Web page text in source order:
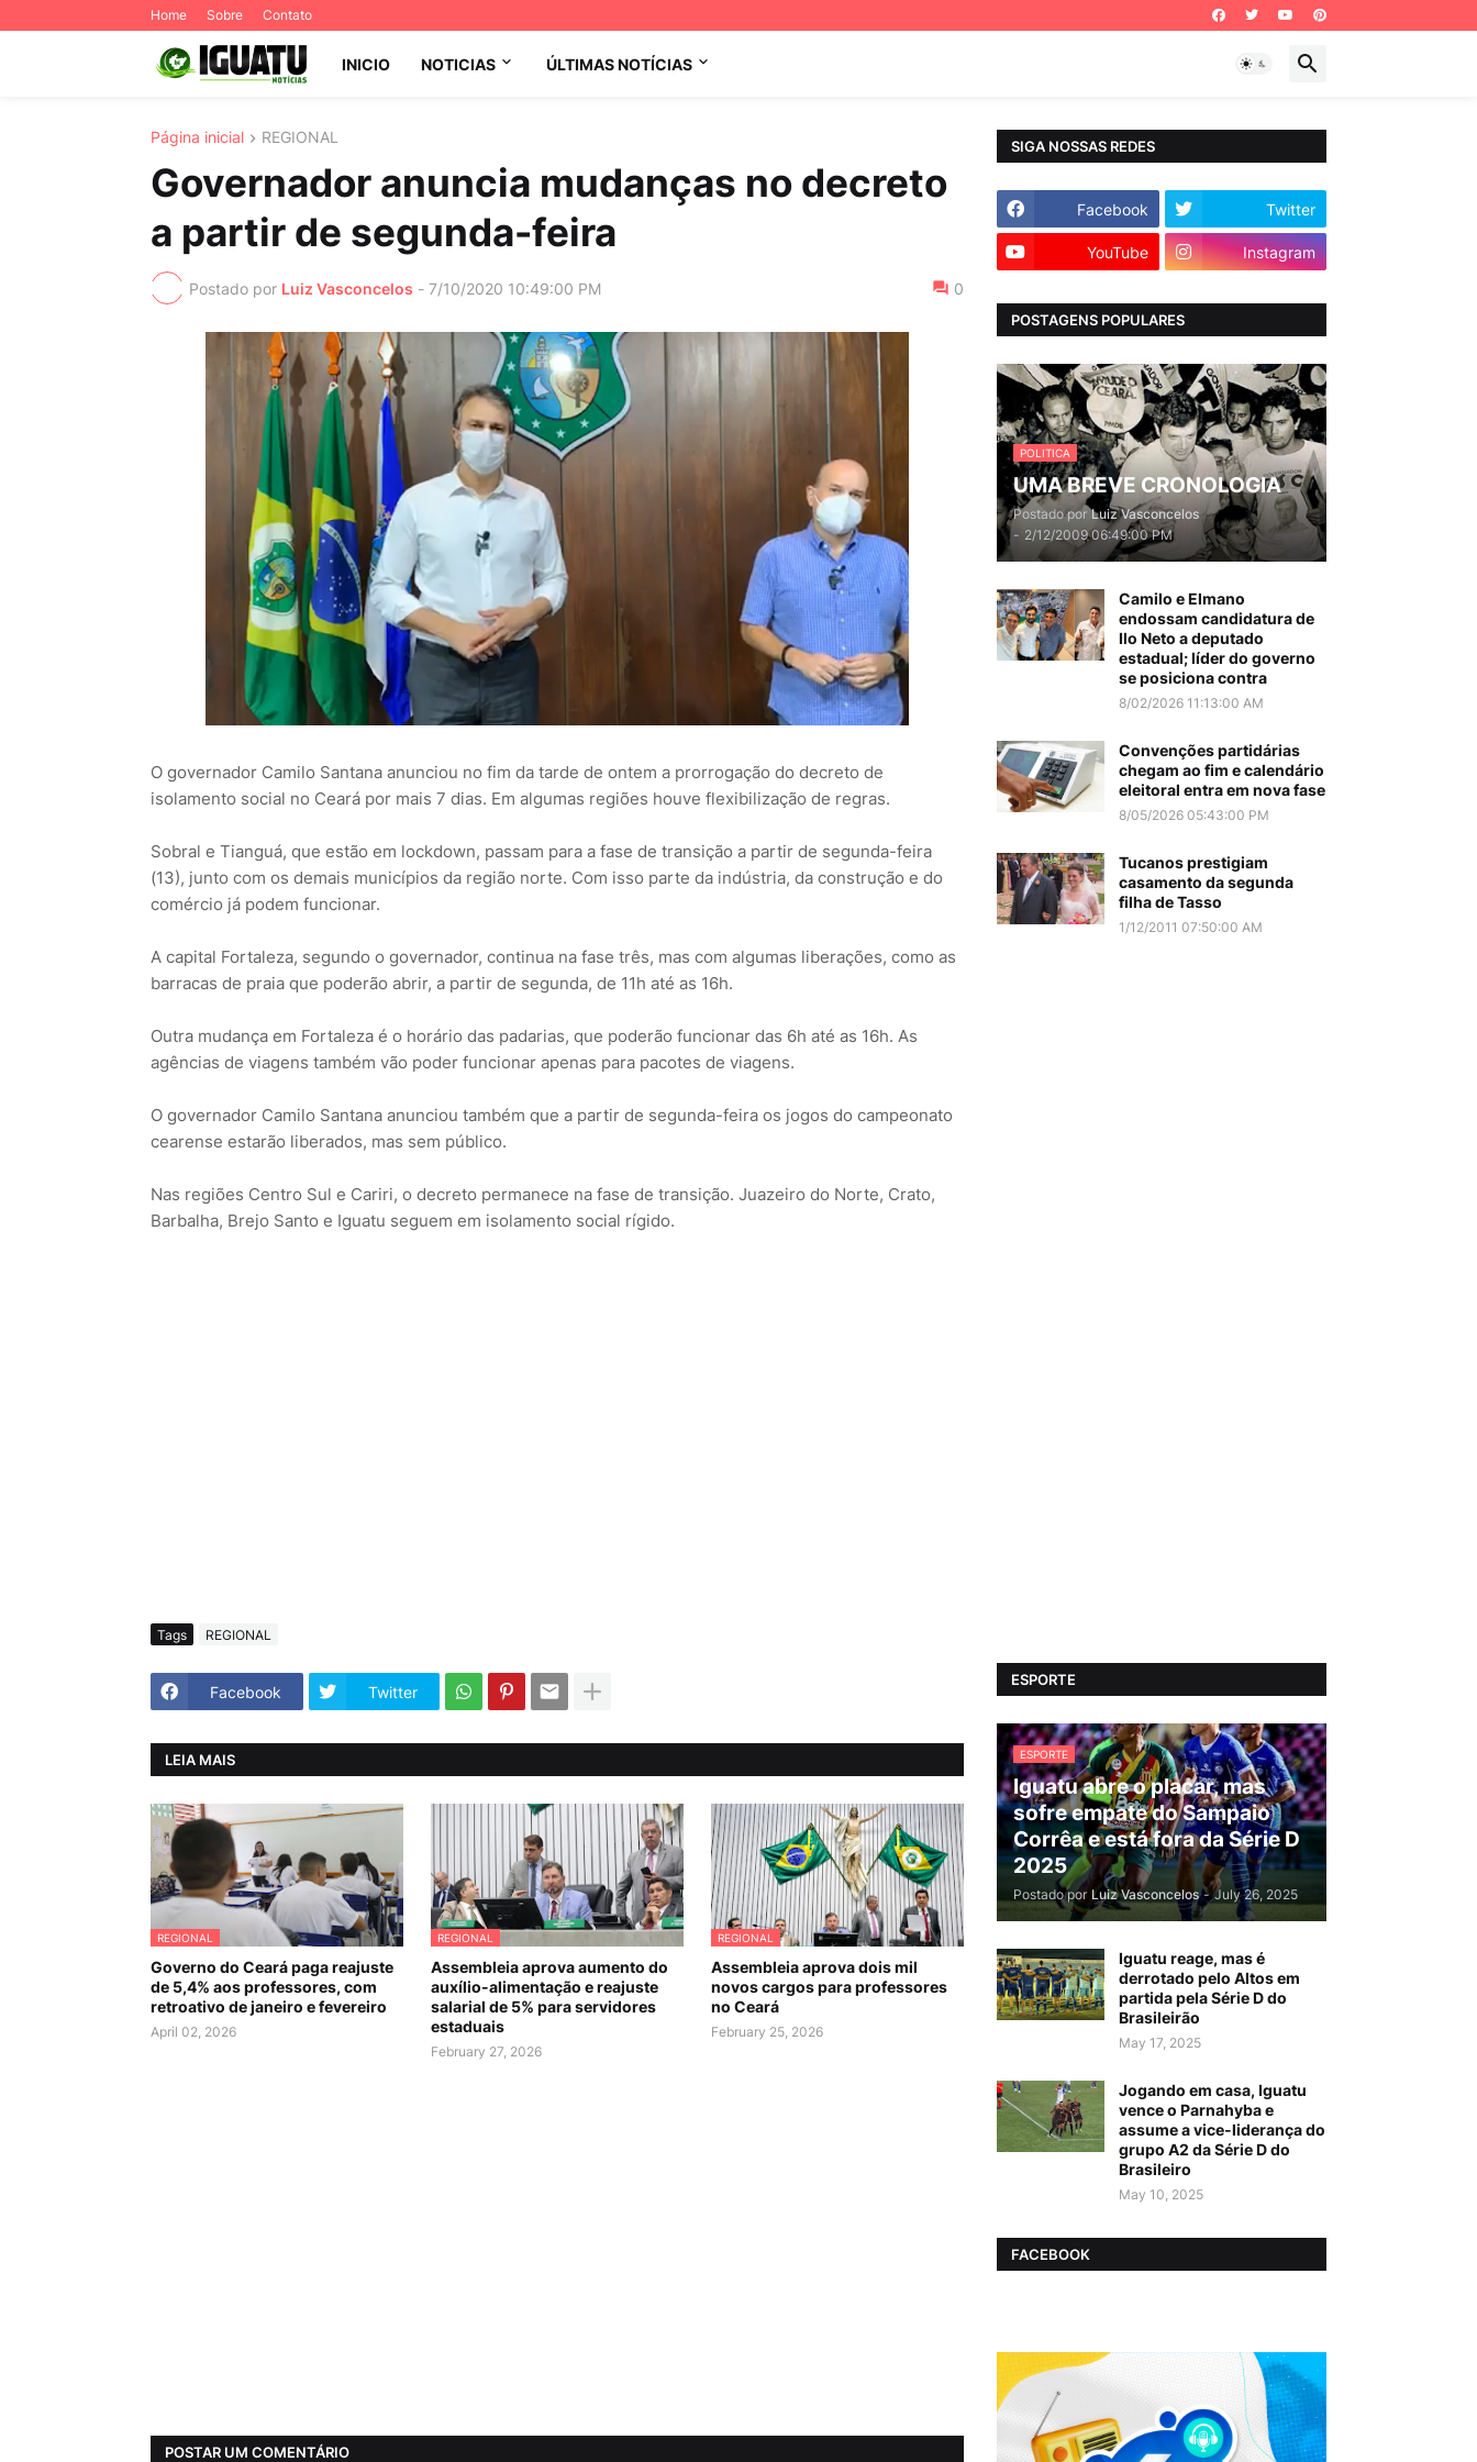
Home Sobre Contato
INICIO NOTICIAS ÚLTIMAS NOTÍCIAS
Página inicial REGIONAL
Governador anuncia mudanças no decreto
a partir de segunda-feira
Postado por Luiz Vasconcelos - 7/10/2020 10:49:00 PM 0
O governador Camilo Santana anunciou no fim da tarde de ontem a prorrogação do decreto de
isolamento social no Ceará por mais 7 dias. Em algumas regiões houve flexibilização de regras.
Sobral e Tianguá, que estão em lockdown, passam para a fase de transição a partir de segunda-feira
(13), junto com os demais municípios da região norte. Com isso parte da indústria, da construção e do
comércio já podem funcionar.
A capital Fortaleza, segundo o governador, continua na fase três, mas com algumas liberações, como as
barracas de praia que poderão abrir, a partir de segunda, de 11h até as 16h.
Outra mudança em Fortaleza é o horário das padarias, que poderão funcionar das 6h até as 16h. As
agências de viagens também vão poder funcionar apenas para pacotes de viagens.
O governador Camilo Santana anunciou também que a partir de segunda-feira os jogos do campeonato
cearense estarão liberados, mas sem público.
Nas regiões Centro Sul e Cariri, o decreto permanece na fase de transição. Juazeiro do Norte, Crato,
Barbalha, Brejo Santo e Iguatu seguem em isolamento social rígido.
Tags REGIONAL
Facebook Twitter
LEIA MAIS
REGIONAL
Governo do Ceará paga reajuste
de 5,4% aos professores, com
retroativo de janeiro e fevereiro
April 02, 2026
REGIONAL
Assembleia aprova aumento do
auxílio-alimentação e reajuste
salarial de 5% para servidores
estaduais
February 27, 2026
REGIONAL
Assembleia aprova dois mil
novos cargos para professores
no Ceará
February 25, 2026
POSTAR UM COMENTÁRIO
SIGA NOSSAS REDES
Facebook Twitter
YouTube Instagram
POSTAGENS POPULARES
POLITICA
UMA BREVE CRONOLOGIA
Postado por Luiz Vasconcelos
- 2/12/2009 06:49:00 PM
Camilo e Elmano
endossam candidatura de
Ilo Neto a deputado
estadual; líder do governo
se posiciona contra
8/02/2026 11:13:00 AM
Convenções partidárias
chegam ao fim e calendário
eleitoral entra em nova fase
8/05/2026 05:43:00 PM
Tucanos prestigiam
casamento da segunda
filha de Tasso
1/12/2011 07:50:00 AM
ESPORTE
ESPORTE
Iguatu abre o placar, mas
sofre empate do Sampaio
Corrêa e está fora da Série D
2025
Postado por Luiz Vasconcelos - July 26, 2025
Iguatu reage, mas é
derrotado pelo Altos em
partida pela Série D do
Brasileirão
May 17, 2025
Jogando em casa, Iguatu
vence o Parnahyba e
assume a vice-liderança do
grupo A2 da Série D do
Brasileiro
May 10, 2025
FACEBOOK